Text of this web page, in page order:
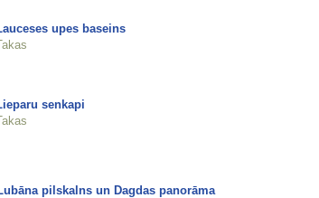
upes baseins
senkapi
pilskalns un Dagdas panorāma